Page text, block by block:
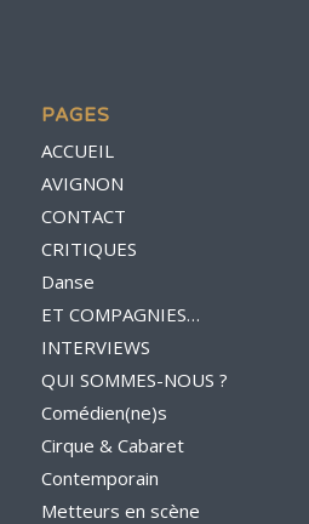
PAGES
ACCUEIL
AVIGNON
CONTACT
CRITIQUES
Danse
ET COMPAGNIES…
INTERVIEWS
QUI SOMMES-NOUS ?
Comédien(ne)s
Cirque & Cabaret
Contemporain
Metteurs en scène